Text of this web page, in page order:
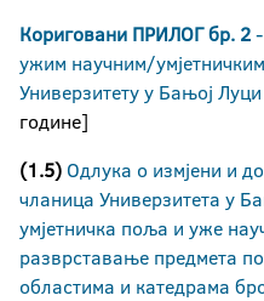
Кориговани ПРИЛОГ бр. 2
ужим научним/
Универзитету у Бањој Луци
године]
(1.5) Одлука о измјени и
чланица Универзитета у
умјетничка поља и уже
разврставање предмета
областима и катедрама